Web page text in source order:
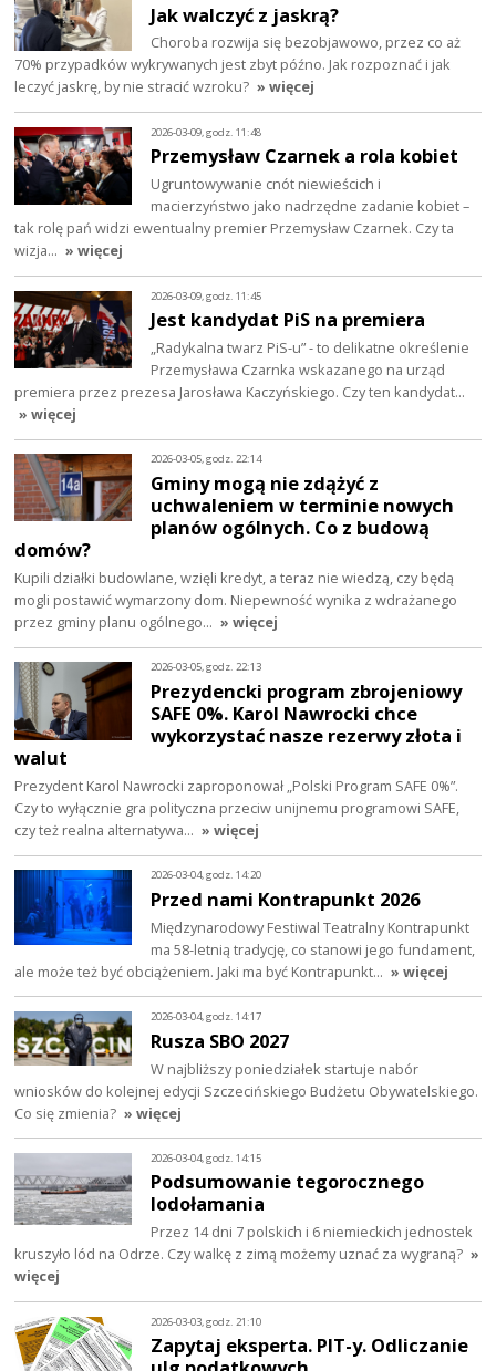
Jak walczyć z jaskrą?
Choroba rozwija się bezobjawowo, przez co aż
70% przypadków wykrywanych jest zbyt późno. Jak rozpoznać i jak
leczyć jaskrę, by nie stracić wzroku? » więcej
2026-03-09, godz. 11:48
Przemysław Czarnek a rola kobiet
Ugruntowywanie cnót niewieścich i
macierzyństwo jako nadrzędne zadanie kobiet –
tak rolę pań widzi ewentualny premier Przemysław Czarnek. Czy ta
wizja… » więcej
2026-03-09, godz. 11:45
Jest kandydat PiS na premiera
„Radykalna twarz PiS-u” - to delikatne określenie
Przemysława Czarnka wskazanego na urząd
premiera przez prezesa Jarosława Kaczyńskiego. Czy ten kandydat…
» więcej
2026-03-05, godz. 22:14
Gminy mogą nie zdążyć z
uchwaleniem w terminie nowych
planów ogólnych. Co z budową
domów?
Kupili działki budowlane, wzięli kredyt, a teraz nie wiedzą, czy będą
mogli postawić wymarzony dom. Niepewność wynika z wdrażanego
przez gminy planu ogólnego… » więcej
2026-03-05, godz. 22:13
Prezydencki program zbrojeniowy
SAFE 0%. Karol Nawrocki chce
wykorzystać nasze rezerwy złota i
walut
Prezydent Karol Nawrocki zaproponował „Polski Program SAFE 0%”.
Czy to wyłącznie gra polityczna przeciw unijnemu programowi SAFE,
czy też realna alternatywa… » więcej
2026-03-04, godz. 14:20
Przed nami Kontrapunkt 2026
Międzynarodowy Festiwal Teatralny Kontrapunkt
ma 58-letnią tradycję, co stanowi jego fundament,
ale może też być obciążeniem. Jaki ma być Kontrapunkt… » więcej
2026-03-04, godz. 14:17
Rusza SBO 2027
W najbliższy poniedziałek startuje nabór
wniosków do kolejnej edycji Szczecińskiego Budżetu Obywatelskiego.
Co się zmienia? » więcej
2026-03-04, godz. 14:15
Podsumowanie tegorocznego
lodołamania
Przez 14 dni 7 polskich i 6 niemieckich jednostek
kruszyło lód na Odrze. Czy walkę z zimą możemy uznać za wygraną? »
więcej
2026-03-03, godz. 21:10
Zapytaj eksperta. PIT-y. Odliczanie